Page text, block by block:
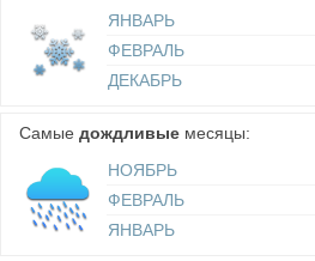
ЯНВАРЬ
ФЕВРАЛЬ
ДЕКАБРЬ
Самые дождливые месяцы:
НОЯБРЬ
ФЕВРАЛЬ
ЯНВАРЬ